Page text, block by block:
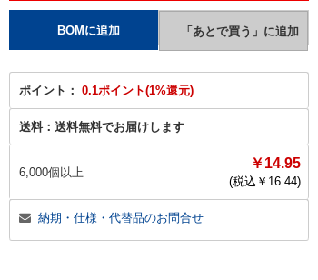
ポイント： 0.1ポイント(1%還元)
送料： 送料無料でお届けします
6,000個以上
￥14.95
(税込￥ 16.44)
納期・仕様・代替品のお問合せ